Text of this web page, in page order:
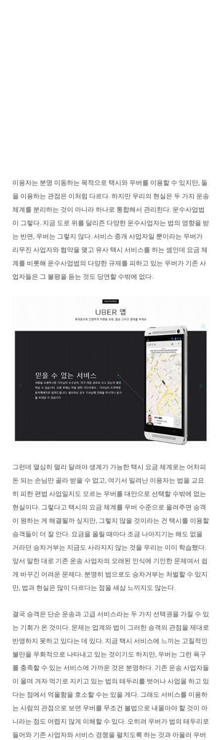
이용자는 분명 이동하는 목적으로 택시와 우버를 이용할 수 있지만, 둘
을 이용하는 관점은 이처럼 다르다. 하지만 우리의 현실은 두 가지 운송
체계를 분리하는 것이 아니라 하나로 통합해서 관리한다. 운수사업법
이 그렇다. 지금 도로 위를 달리즌 다양한 운수사업자는 법의 영향을 받
는 반면, 우버는 그렇지 않다. 서비스 중개 사업자일 뿐이라는 우버가
리무진 사업자와 협약을 맺고 유사 택시 서비스를 하는 셈인데 요금 체
계를 비롯해 운수사업법의 다양한 규제를 피하고 있는 우버가 기존 사
업자들은 그 불평을 듣는 것도 당연할 수밖에 없다.
그런데 열심히 멀리 달려야 생계가 가능한 택시 요금 체계로는 어차피
돈 되는 손님만 골라 받을 수 없고, 여기서 밀려난 이용자는 법을 교묘
히 피한 편법 사업일지도 모르는 우버를 대안으로 선택할 수밖에 없는
현실이다. 그렇다고 택시의 요금 체계를 우버 수준으로 올려주면 승객
이 원하는 게 해결될까 싶지만, 그렇지 않을 것이라는 건 택시를 이용할
승객들이 더 잘 안다. 요금을 올릴 때마다 조금 나아지기는 해도 없을
거라던 승차거부는 지금도 사라지지 않는 것을 우리는 이미 학습했다.
앞서 말한 대로 기존 운송 사업자의 오래된 인식에 기인한 문제여서 쉽
게 바꾸긴 어려운 문제다. 분명히 법으로도 승차거부는 처벌할 수 있지
만, 법과 현실은 많이 다르다는 점을 새삼 느끼지도 않는다.
결국 승객은 단순 운송과 고급 서비스라는 두 가지 선택권을 가질 수 있
는 기회가 온 것이다. 문제는 업계와 법이 그러한 승객의 관점을 제대로
반영하지 못하고 있다는 데 있다. 지금 택시 서비스에 느끼는 고질적인
불만을 우회적으로 나타내고 있는 것이기도 하지만, 우버는 그런 욕구
를 충족할 수 있는 서비스에 가까운 것은 분명하다. 기존 운송 사업자들
이 울며 겨자 먹기로 지키고 있는 법의 테두리를 벗어나 사업을 하고 있
다는 점에서 억울함을 호소할 수는 있을 게다. 그래도 서비스를 이용하
는 사람의 관점으로 보면 우버를 무조건 불법으로 내몰아야 할 것이 아
니라는 점도 어렵지 않게 이해할 수 있다. 오히려 우버가 법의 테두리로
들어와 기존 사업자와 서비스 경쟁을 펼치도록 하는 것과 아울러 우버